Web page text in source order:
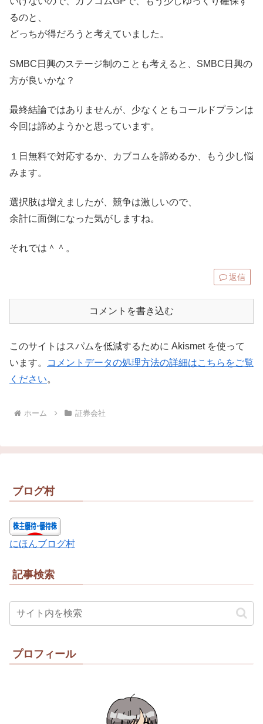
るのと、
どっちが得だろうと考えていました。
SMBC日興のステージ制のことも考えると、SMBC日興の
方が良いかな？
最終結論ではありませんが、少なくともコールドプランは
今回は諦めようかと思っています。
１日無料で対応するか、カブコムを諦めるか、もう少し悩
みます。
選択肢は増えましたが、競争は激しいので、
余計に面倒になった気がしますね。
それでは＾＾。
返信
コメントを書き込む
このサイトはスパムを低減するために Akismet を使って
います。
コメントデータの処理方法の詳細はこちらをご覧
ください。
ホーム 証券会社
ブログ村
にほんブログ村
記事検索
プロフィール